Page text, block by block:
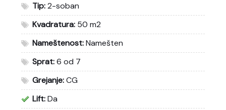
Tip:2-soban
Kvadratura: 50 m2
Nameštenost:Namešten
Sprat:6 od 7
Grejanje:CG
Lift:Da